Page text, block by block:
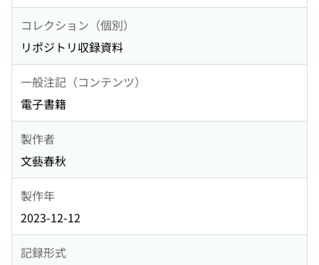
コレクション（個別）
リポジトリ収録資料
一般注記（コンテンツ）
電子書籍
製作者
文藝春秋
製作年
2023-12-12
記録形式